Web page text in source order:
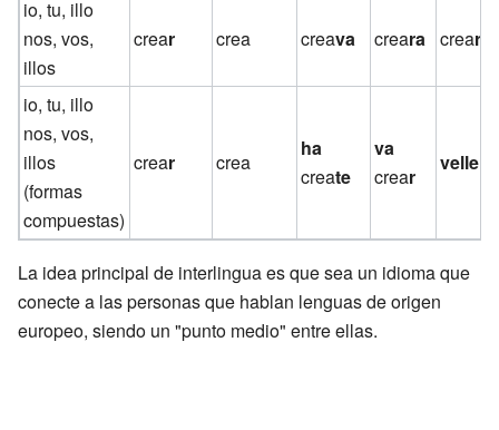
io, tu, illo
nos, vos,
illos
crear crea creava creara crea
io, tu, illo
nos, vos,
illos
(formas
compuestas)
crear crea
ha
create
va
crear
velle
La idea principal de interlingua es que sea un idioma que
conecte a las personas que hablan lenguas de origen
europeo, siendo un "punto medio" entre ellas.